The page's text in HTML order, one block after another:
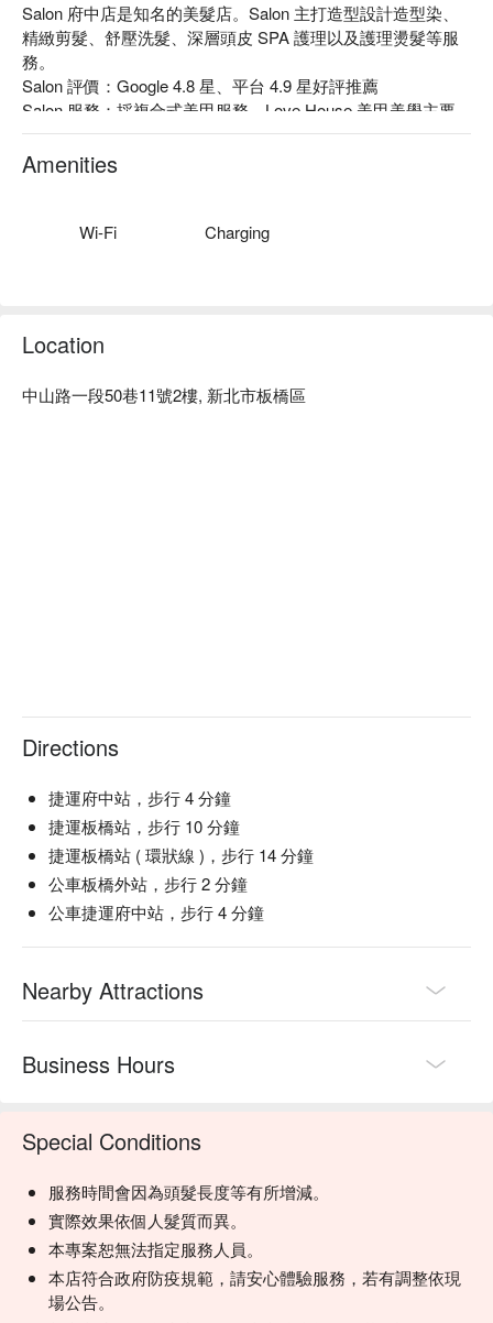
Salon 府中店是知名的美髮店。Salon 主打造型設計造型染、
精緻剪髮、舒壓洗髮、深層頭皮 SPA 護理以及護理燙髮等服
務。
Salon 評價：Google 4.8 星、平台 4.9 星好評推薦
Salon 服務：採複合式美甲服務，Love House 美甲美學主要
服務項目推薦：凝膠美甲設計、手足保養、熱蠟美體，帶著
100 分的專業、100 分的熱忱，讓您體會到那不一樣的美學享
佳的建議，且滿足您的個人化需求。
Amenities
Wi-Fi Charging
Location
中山路一段50巷11號2樓, 新北市板橋區
Directions
捷運府中站，步行 4 分鐘
捷運板橋站，步行 10 分鐘
捷運板橋站 ( 環狀線 )，步行 14 分鐘
公車板橋外站，步行 2 分鐘
公車捷運府中站，步行 4 分鐘
Nearby Attractions
Business Hours
Special Conditions
服務時間會因為頭髮長度等有所增減。
實際效果依個人髮質而異。
本專案恕無法指定服務人員。
本店符合政府防疫規範，請安心體驗服務，若有調整依現
場公告。